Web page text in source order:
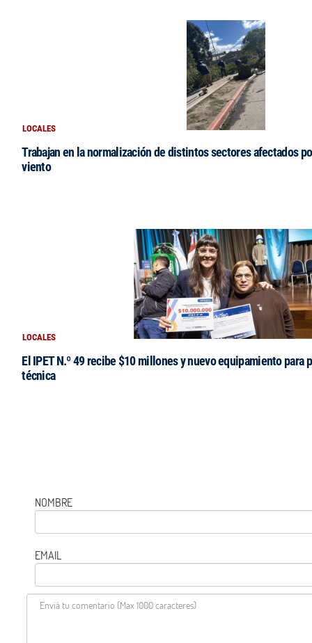
LOCALES
Trabajan en la normalización de distintos sectores afectados
viento
LOCALES
El IPET N.º 49 recibe $10 millones y nuevo equipamiento para
técnica
NOMBRE
EMAIL